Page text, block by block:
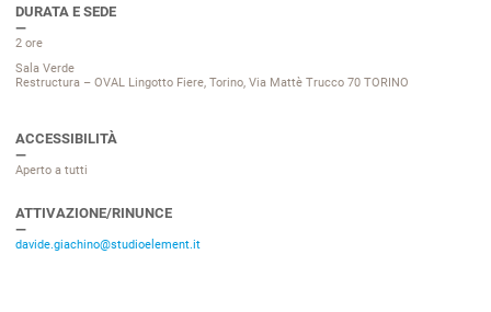
DURATA E SEDE
2 ore
Sala Verde
Restructura – OVAL Lingotto Fiere, Torino, Via Mattè Trucco 70 TORINO
ACCESSIBILITÀ
Aperto a tutti
ATTIVAZIONE/RINUNCE
davide.giachino@studioelement.it